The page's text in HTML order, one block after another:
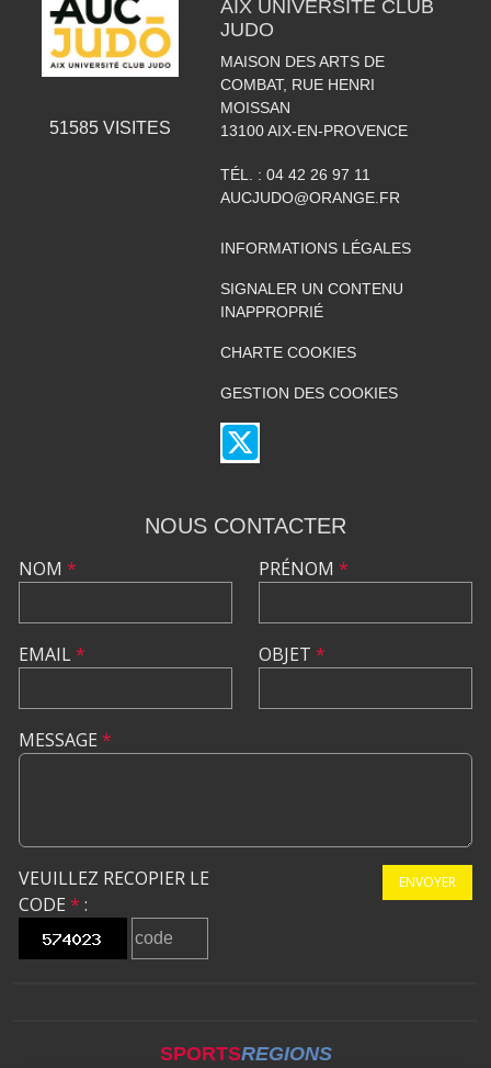
51585VISITES
AIX UNIVERSITE CLUB
JUDO
MAISON DES ARTS DE
COMBAT, RUE HENRI
MOISSAN
13100 AIX-EN-PROVENCE
TÉL. : 04 42 26 97 11
AUCJUDO@ORANGE.FR
INFORMATIONS LÉGALES
SIGNALER UN CONTENU
INAPPROPRIÉ
CHARTE COOKIES
GESTION DES COOKIES
NOUS CONTACTER
NOM *
EMAIL*
PRÉNOM *
OBJET *
MESSAGE *
VEUILLEZ RECOPIER LE
CODE * :
ENVOYER
SPORTSREGIONS